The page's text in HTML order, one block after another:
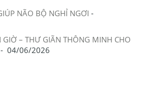
NÃO BỘ NGHỈ NGƠI -
– THƯ GIÃN THÔNG MINH CHO
- 04/06/2026